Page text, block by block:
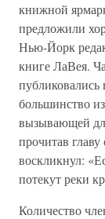
книжной
предложили
Нью-Йорк
книге ЛаВея.
публиковались
большинство
вызывающей
прочитав
воскликнул:
потекут реки
Количество